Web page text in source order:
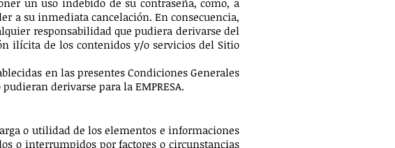
un uso indebido de su contraseña, como, a
a su inmediata cancelación. En consecuencia,
responsabilidad que pudiera derivarse del
ilícita de los contenidos y/o servicios del Sitio
en las presentes Condiciones Generales
derivarse para la EMPRESA.
o utilidad de los elementos e informaciones
o interrumpidos por factores o circunstancias